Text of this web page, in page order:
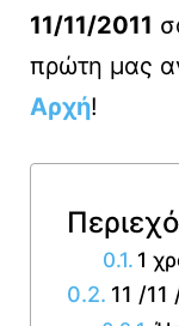
11/11/2011
πρώτη μας
Αρχή!
1
11 /11